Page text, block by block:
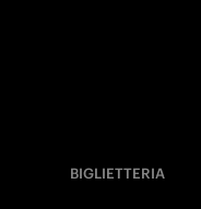
BIGLIETTERIA